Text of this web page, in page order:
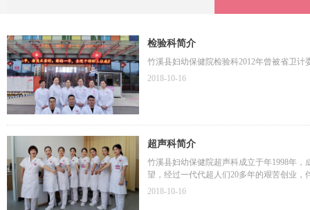
检验科简介
竹溪县妇幼保健院检验科2012年曾被省卫
2018-10-16
超声科简介
竹溪县妇幼保健院超声科成立于年1998年
望，经过一代代超人们20多年的艰苦创业
的影响力日益高涨。
2018-10-16